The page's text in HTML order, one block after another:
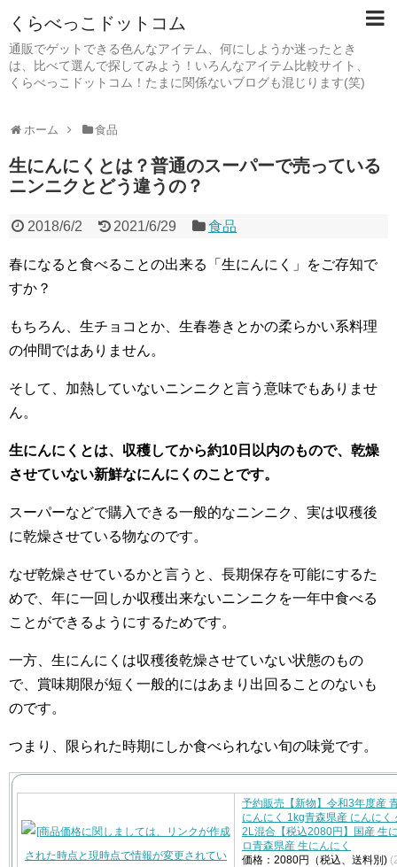
くらべっこドットコム
通販でゲットできる色んなアイテム、何にしようか迷ったとき
は、比べて選んで探してみよう！いろんなアイテム比較サイト、
くらべっこドットコム！たまに関係ないブログも混じります(笑)
ホーム 食品
生にんにくとは？普通のスーパーで売っている
ニンニクとどう違うの？
2018/6/2 2021/6/29 食品
春になると食べることの出来る「生にんにく」をご存知で
すか？
もちろん、生チョコとか、生春巻きとかの柔らかい系料理
の仲間ではありません。
そして、加熱していないニンニクと言う意味でもありませ
ん。
生にんにくとは、収穫してから約10日以内のもので、乾燥
させていない新鮮なにんにくのことです。
スーパーなどで購入できる一般的なニンニク、実は収穫後
に乾燥させている物なのです。
なぜ乾燥させているかと言うと、長期保存を可能にするた
めで、年に一回しか収穫出来ないニンニクを一年中食べる
ことができるようにするためです。
一方、生にんにくは収穫後乾燥させていない状態のもの
で、賞味期限が短く一般的にはあまり出回ることのないも
のです。
つまり、限られた時期にしか食べられない旬の味覚です。
予約販売【新物】令和3年度産
にんにく 1kg青森県産 にんにく
2L混合【税込2080円】国産 生
ロ青森県産 生にんにく
価格：2080円（税込、送料別)